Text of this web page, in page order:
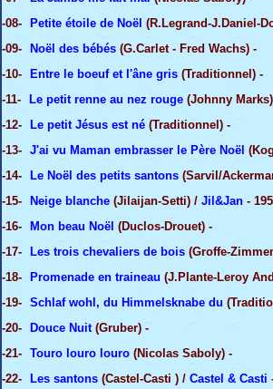
-08- Petite étoile de Noël (R.Legrand-J.Daniel-
-09- Noël des bébés (G.Carlet - Fred Wachs) -
-10- Entre le boeuf et l'âne gris (Traditionnel) -
-11- Le petit renne au nez rouge (Johnny
-12- Le petit Jésus est né (Traditionnel) -
-13- J'ai vu Maman embrasser le Père Noël
-14- Le Noël des petits santons (Sarvil/
-15- Neige blanche (Jilaijan-Setti) / Jil&Jan -
-16- Mon beau Noël (Duclos-Drouet) -
-17- Les trois chevaliers de bois (Groffe-
-18- Promenade en traineau (J.Plante-Leroy
-19- Schlaf wohl, du Himmelsknabe du
-20- Douce Nuit (Gruber) -
-21- Touro louro louro (Nicolas Saboly) -
-22- Les santons (Castel-Casti ) / Castel & Casti